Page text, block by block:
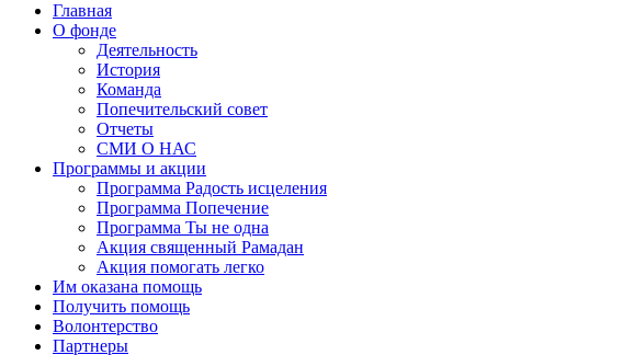
Главная
О фонде
Деятельность
История
Команда
Попечительский совет
Отчеты
СМИ О НАС
Программы и акции
Программа Радость исцеления
Программа Попечение
Программа Ты не одна
Акция священный Рамадан
Акция помогать легко
Им оказана помощь
Получить помощь
Волонтерство
Партнеры